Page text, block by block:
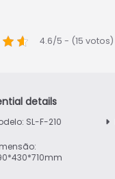
4.6/5 - (15 votos)
SL-F-210